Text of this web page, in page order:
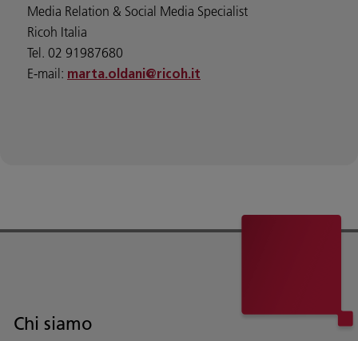
Media Relation & Social Media Specialist
Ricoh Italia
Tel. 02 91987680
E-mail: marta.oldani@ricoh.it
Chi siamo